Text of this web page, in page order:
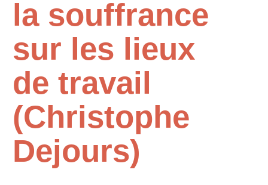
la souffrance
sur les lieux
de travail
(Christophe
Dejours)